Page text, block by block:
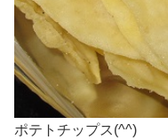
ポテトチップス(^^)